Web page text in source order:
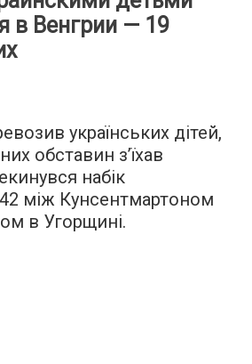
в Венгрии — 19
українських дітей,
обставин з’їхав
набік
між Кунсентмартоном
в Угорщині.